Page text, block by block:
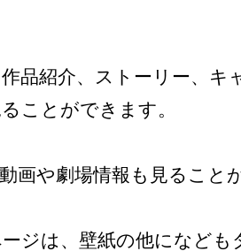
品紹介、ストーリー、キ
ことができます。
画や劇場情報も見ること
ジは、壁紙の他になど